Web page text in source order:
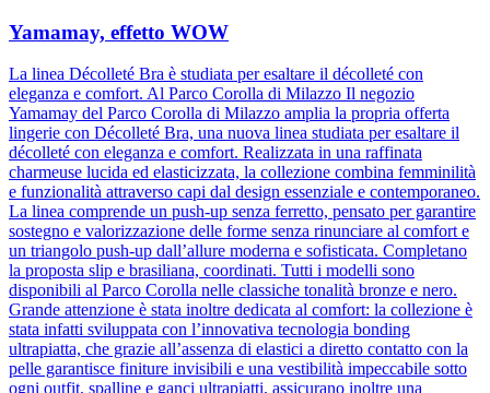
Yamamay, effetto WOW
La linea Décolleté Bra è studiata per esaltare il décolleté con
eleganza e comfort. Al Parco Corolla di Milazzo Il negozio
Yamamay del Parco Corolla di Milazzo amplia la propria offerta
lingerie con Décolleté Bra, una nuova linea studiata per esaltare il
décolleté con eleganza e comfort. Realizzata in una raffinata
charmeuse lucida ed elasticizzata, la collezione combina femminilità
e funzionalità attraverso capi dal design essenziale e contemporaneo.
La linea comprende un push-up senza ferretto, pensato per garantire
sostegno e valorizzazione delle forme senza rinunciare al comfort e
un triangolo push-up dall’allure moderna e sofisticata. Completano
la proposta slip e brasiliana, coordinati. Tutti i modelli sono
disponibili al Parco Corolla nelle classiche tonalità bronze e nero.
Grande attenzione è stata inoltre dedicata al comfort: la collezione è
stata infatti sviluppata con l’innovativa tecnologia bonding
ultrapiatta, che grazie all’assenza di elastici a diretto contatto con la
pelle garantisce finiture invisibili e una vestibilità impeccabile sotto
ogni outfit, spalline e ganci ultrapiatti, assicurano inoltre una